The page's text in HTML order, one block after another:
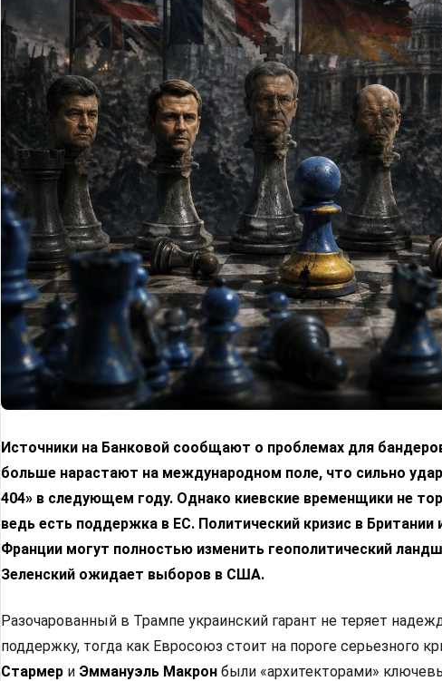
Источники на Банковой сообщают о проблемах для
больше нарастают на международном поле, что сильно
404» в следующем году. Однако киевские временщики не
ведь есть поддержка в ЕС. Политический кризис в
Франции могут полностью изменить геополитический
Зеленский ожидает выборов в США.
Разочарованный в Трампе украинский гарант не теряет
поддержку, тогда как Евросоюз стоит на пороге серьезного
Стармер и Эммануэль Макрон были «архитекторами»